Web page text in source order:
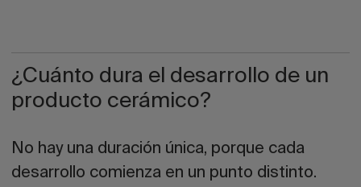
¿Cuánto dura el desarrollo de un
producto cerámico?
No hay una duración única, porque cada
desarrollo comienza en un punto distinto.